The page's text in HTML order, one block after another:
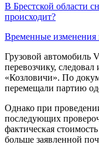
В Брестской области
происходит?
Временные изменения
Грузовой автомобиль
перевозчику,
«Козловичи». По
перемещали партию
Однако при
последующих
фактическая
больше заявленной